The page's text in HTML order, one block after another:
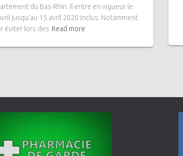
du Bas-Rhin. Il entre en vigueur le
jusqu’au 15 avril 2020 inclus. Notamment
éviter lors des Read more